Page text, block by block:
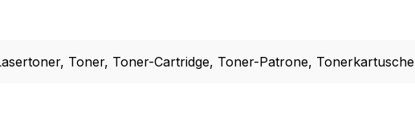
, Toner, Toner-Cartridge, Toner-Patrone, Tonerkartusche